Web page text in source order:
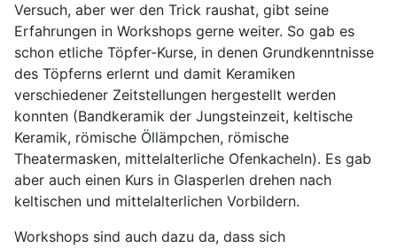
Versuch, aber wer den Trick raushat, gibt seine
Erfahrungen in Workshops gerne weiter. So gab es
schon etliche Töpfer-Kurse, in denen Grundkenntnisse
des Töpferns erlernt und damit Keramiken
verschiedener Zeitstellungen hergestellt werden
konnten (Bandkeramik der Jungsteinzeit, keltische
Keramik, römische Öllämpchen, römische
Theatermasken, mittelalterliche Ofenkacheln). Es gab
aber auch einen Kurs in Glasperlen drehen nach
keltischen und mittelalterlichen Vorbildern.
Workshops sind auch dazu da, dass sich